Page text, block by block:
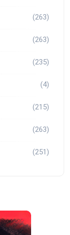
(263)
(263)
(235)
(4)
(215)
(263)
(251)